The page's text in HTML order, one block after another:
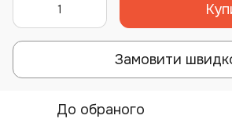
Замовити
До обраного